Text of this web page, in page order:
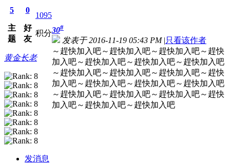
5
主
题
0
好
友
1095
积分
黄金长老
发消息
30#
发表于 2016-11-19 05:43 PM |只看该作者
～趕快加入吧～趕快加入吧～趕快加入吧～趕快
加入吧～趕快加入吧～趕快加入吧～趕快加入吧
～趕快加入吧～趕快加入吧～趕快加入吧～趕快
加入吧～趕快加入吧～趕快加入吧～趕快加入吧
～趕快加入吧～趕快加入吧～趕快加入吧～趕快
加入吧～趕快加入吧～趕快加入吧